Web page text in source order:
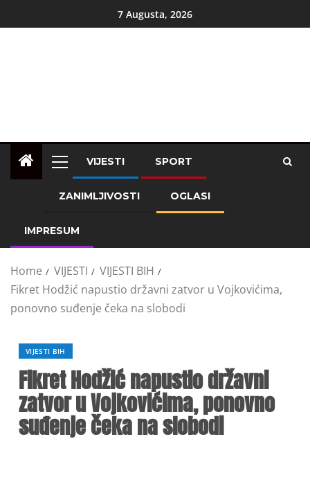
7 Augusta, 2026
VIJESTI SPORT
ZANIMLJIVOSTI OGLASI
IMPRESUM
Home VIJESTI
VIJESTI BIH
Fikret Hodžić napustio državni zatvor u Vojkovićima,
ponovno suđenje čeka na slobodi
VIJESTI BIH
Fikret Hodžić napustio državni
zatvor u Vojkovićima, ponovno
suđenje čeka na slobodi